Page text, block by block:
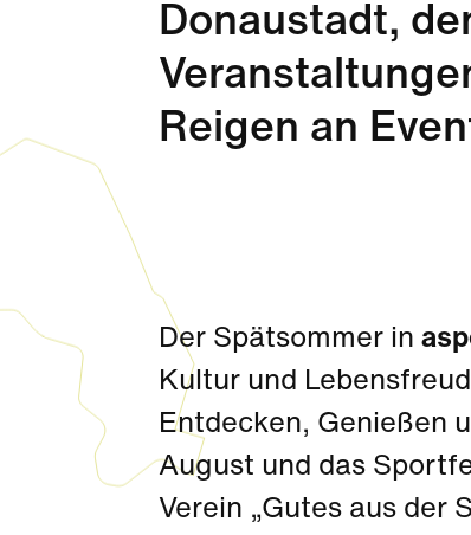
Donaustadt,
Reigen an
Der Spätsommer in
Kultur und
Entdecken, Genießen
August und das
Verein „Gutes aus der